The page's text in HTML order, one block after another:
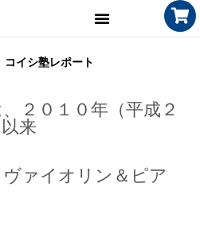
イシ塾レポート
２０１０年（平成２
来
ァイオリン＆ピア